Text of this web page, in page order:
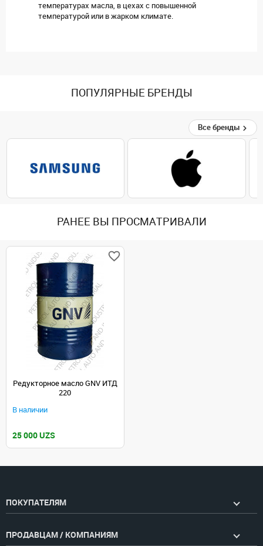
температурах масла, в цехах с повышенной
температурой или в жарком климате.
ПОПУЛЯРНЫЕ БРЕНДЫ
Все бренды
РАНЕЕ ВЫ ПРОСМАТРИВАЛИ
Редукторное масло GNV ИТД
220
В наличии
25 000 UZS
ПОКУПАТЕЛЯМ
ПРОДАВЦАМ / КОМПАНИЯМ